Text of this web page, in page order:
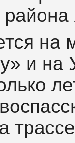
на
и на